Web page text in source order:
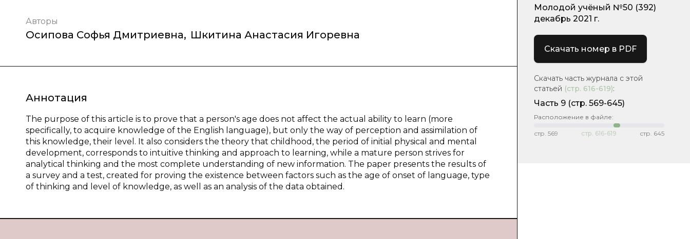
Авторы
Осипова Софья Дмитриевна, Шкитина Анастасия Игоревна
Аннотация
The purpose of this article is to prove that a person's age does not affect the actual ability to learn (more
specifically, to acquire knowledge of the English language), but only the way of perception and assimilation of
this knowledge, their level. It also considers the theory that childhood, the period of initial physical and mental
development, corresponds to intuitive thinking and approach to learning, while a mature person strives for
analytical thinking and the most complete understanding of new information. The paper presents the results of
a survey and a test, created for proving the existence between factors such as the age of onset of language, type
of thinking and level of knowledge, as well as an analysis of the data obtained.
Молодой учёный №50 (392)
декабрь 2021 г.
Скачать номер в PDF
Скачать часть журнала с этой
статьей (стр. 616-619):
Часть 9 (стр. 569-645)
Расположение в файле:
стр. 569 стр. 616-619 стр. 645